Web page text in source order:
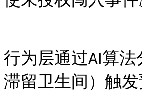
行为层通过AI算法
滞留卫生间）触